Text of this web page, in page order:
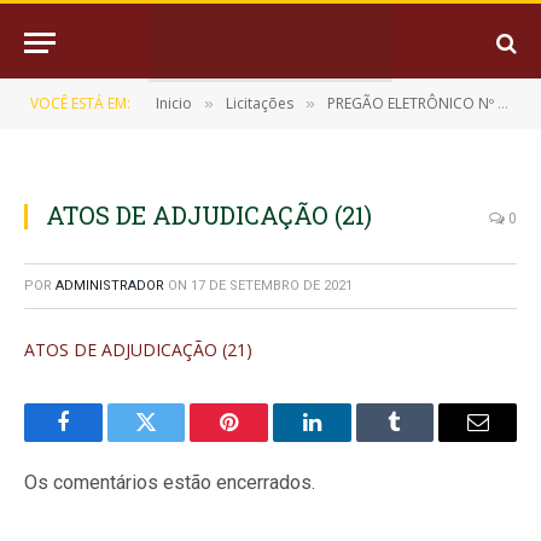
VOCÊ ESTÁ EM: Inicio » Licitações » PREGÃO ELETRÔNICO Nº 13/2021-SRP (EVENTUAL AQUISIÇÃO DE EQUIPAMENTOS DE INFORMÁTICA)
ATOS DE ADJUDICAÇÃO (21) 0
POR ADMINISTRADOR ON 17 DE SETEMBRO DE 2021
ATOS DE ADJUDICAÇÃO (21)
FacebookTwitter Pinterest LinkedInTumblr
E-
Os comentários estão encerrados.